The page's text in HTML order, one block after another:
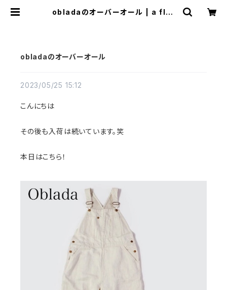
obladaのオーバーオール | a flat
obladaのオーバーオール
2023/05/25 15:12
こんにちは
その後も入荷は続いています。笑
本日はこちら！